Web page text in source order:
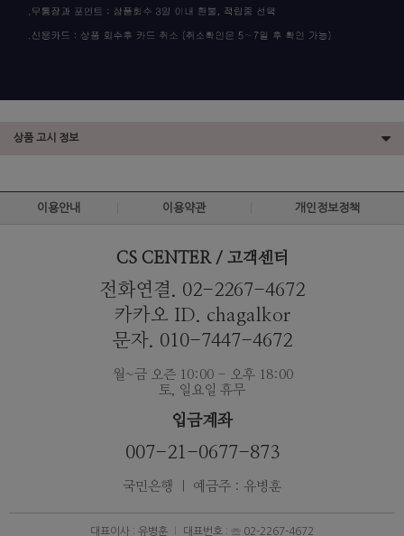
상품 고시 정보
이용안내 이용약관 개인정보정책
CS CENTER / 고객센터
전화연결. 02-2267-4672
카카오 ID. chagalkor
문자. 010-7447-4672
월~금 오즌 10:00 - 오후 18:00
토, 일요일 휴무
입금계좌
007-21-0677-873
국민은행 ｜ 예금주 : 유병훈
대표이사 : 유병훈 대표번호 : ☏ 02-2267-4672